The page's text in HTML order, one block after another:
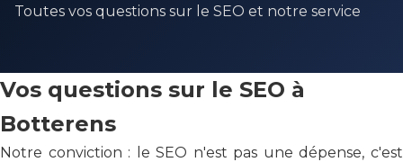
Toutes vos questions sur le SEO et notre service
Vos questions sur le SEO à
Botterens
Notre conviction : le SEO n'est pas une dépense, c'est